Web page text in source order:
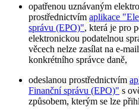
opatřenou uznávaným
prostřednictvím aplikace
správu (EPO)", která je pro
elektronickou podatelnou
věcech nelze zasílat na e-
konkrétního správce daně,
odeslanou prostřednictvím
Finanční správu (EPO)" s
způsobem, kterým se lze